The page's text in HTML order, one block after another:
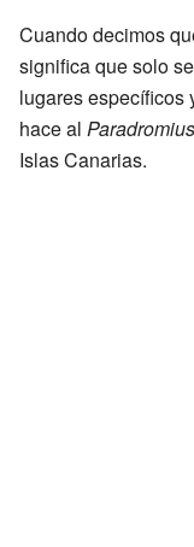
Cuando decimos
significa que solo
lugares específicos
hace al
Islas Canarias.